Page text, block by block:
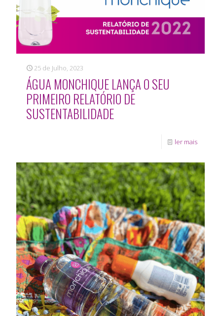
25 de Julho, 2023
ÁGUA MONCHIQUE LANÇA O SEU
PRIMEIRO RELATÓRIO DE
SUSTENTABILIDADE
ler mais